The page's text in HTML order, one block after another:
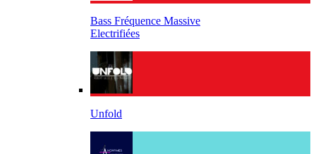
Bass Fréquence Massive
Electrifiées
Unfold